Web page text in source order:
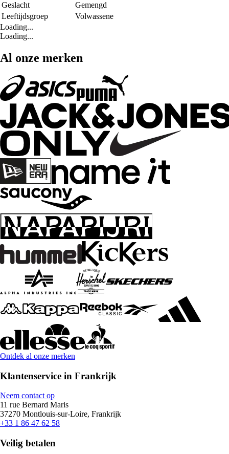
Geslacht
Gemengd
Leeftijdsgroep
Volwassene
Loading...
Loading...
Al onze merken
Ontdek al onze merken
Klantenservice in Frankrijk
Neem contact op
11 rue Bernard Maris
37270 Montlouis-sur-Loire, Frankrijk
+33 1 86 47 62 58
Veilig betalen